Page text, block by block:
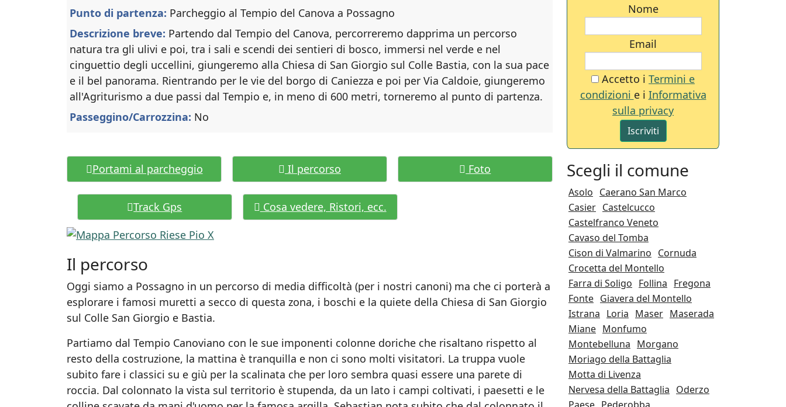
Punto di partenza: Parcheggio al Tempio del Canova a Possagno
Descrizione breve: Partendo dal Tempio del Canova, percorreremo dapprima un percorso
natura tra gli ulivi e poi, tra i sali e scendi dei sentieri di bosco, immersi nel verde e nel
cinguettio degli uccellini, giungeremo alla Chiesa di San Giorgio sul Colle Bastia, con la sua pace
e il bel panorama. Rientrando per le vie del borgo di Caniezza e poi per Via Caldoie, giungeremo
all'Agriturismo a due passi dal Tempio e, in meno di 600 metri, torneremo al punto di partenza.
Passeggino/Carrozzina: No
Portami al parcheggio Il percorso Foto
Track Gps Cosa vedere, Ristori, ecc.
Il percorso
Oggi siamo a Possagno in un percorso di media difficoltà (per i nostri canoni) ma che ci porterà a
esplorare i famosi muretti a secco di questa zona, i boschi e la quiete della Chiesa di San Giorgio
sul Colle San Giorgio e Bastia.
Partiamo dal Tempio Canoviano con le sue imponenti colonne doriche che risaltano rispetto al
resto della costruzione, la mattina è tranquilla e non ci sono molti visitatori. La truppa vuole
subito fare i classici su e giù per la scalinata che per loro sembra quasi essere una parete di
roccia. Dal colonnato la vista sul territorio è stupenda, da un lato i campi coltivati, i paesetti e le
Nome
Email
Accetto i Termini e
condizioni e i Informativa
sulla privacy
Iscriviti
Scegli il comune
Asolo Caerano San Marco
Casier Castelcucco
Castelfranco Veneto
Cavaso del Tomba
Cison di Valmarino Cornuda
Crocetta del Montello
Farra di Soligo Follina Fregona
Fonte Giavera del Montello
Istrana Loria Maser Maserada
Miane Monfumo
Montebelluna Morgano
Moriago della Battaglia
Motta di Livenza
Nervesa della Battaglia Oderzo